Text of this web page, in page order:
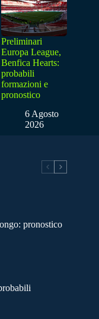
Preliminari
Europa League,
Benfica Hearts:
probabili
formazioni e
pronostico
6 Agosto
2026
pronostico